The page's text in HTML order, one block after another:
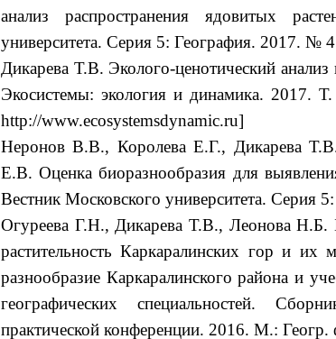
анализ распространения ядовитых
университета. Серия 5: География. 2017. №
Дикарева Т.В. Эколого-ценотический
Экосистемы: экология и динамика.
http://www.ecosystemsdynamic.ru]
Неронов В.В., Королева Е.Г., Дикарева
Е.В. Оценка биоразнообразия для
Вестник Московского университета. Серия
Огуреева Г.Н., Дикарева Т.В., Леонова Н.Б.
растительность Каркаралинских гор и
разнообразие Каркаралинского района и
географических специальностей.
практической конференции. 2016. М.: